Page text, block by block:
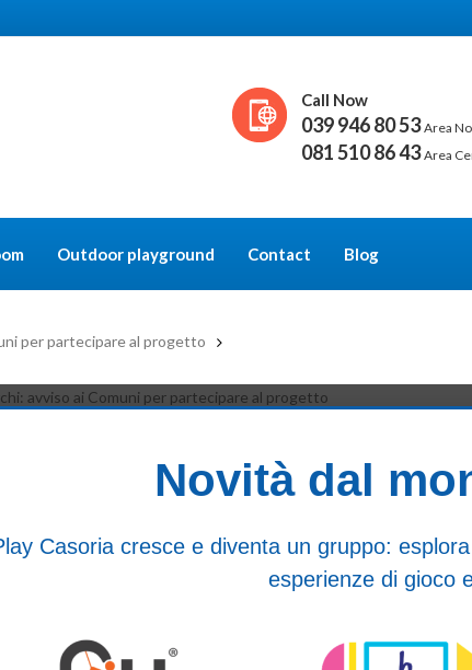
Call Now
039 946 80 53 Area
081 510 86 43 Area
Outdoor playground Contact Blog
per partecipare al progetto
AVVISO AI COMUNI PER PARTECIPARE AL
benefici per la propria salute come la diminuzione del rischio di
fronteggiare l’emergenza Covid-19, sono stati chiusi sin da
di mantenersi in forma è rimasta costante. Così, con il passare
che si poteva fare e si è generata una richiesta di spazi all’aperto
novembre 2020
recupero, l’utilizzo di attrezzature, servizi e attività nei parchi urbani
Comuni. Si tratta di un progetto che nasce proprio a seguito della
Novità dal
Casoria cresce e diventa un gruppo:
esperienze di gioco